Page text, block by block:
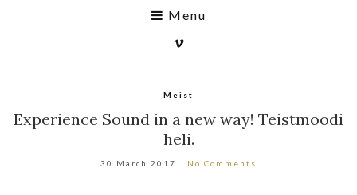
Menu
Meist
Experience Sound in a new way! Teistmoodi
heli.
30 March 2017 No Comments